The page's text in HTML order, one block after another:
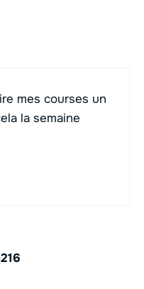
mes courses un
la semaine